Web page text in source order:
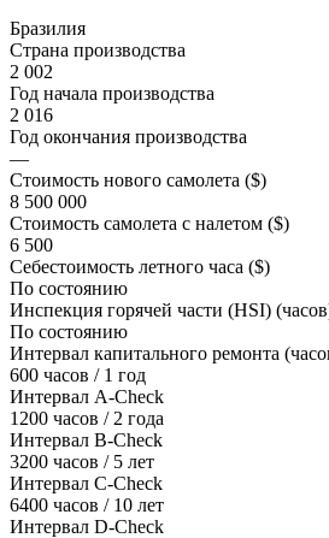
Бразилия
Страна производства
2 002
Год начала производства
2 016
Год окончания производства
—
Стоимость нового самолета ($)
8 500 000
Стоимость самолета с налетом ($)
6 500
Себестоимость летного часа ($)
По состоянию
Инспекция горячей части (HSI)
По состоянию
Интервал капитального ремонта
600 часов / 1 год
Интервал A-Check
1200 часов / 2 года
Интервал B-Check
3200 часов / 5 лет
Интервал C-Check
6400 часов / 10 лет
Интервал D-Check